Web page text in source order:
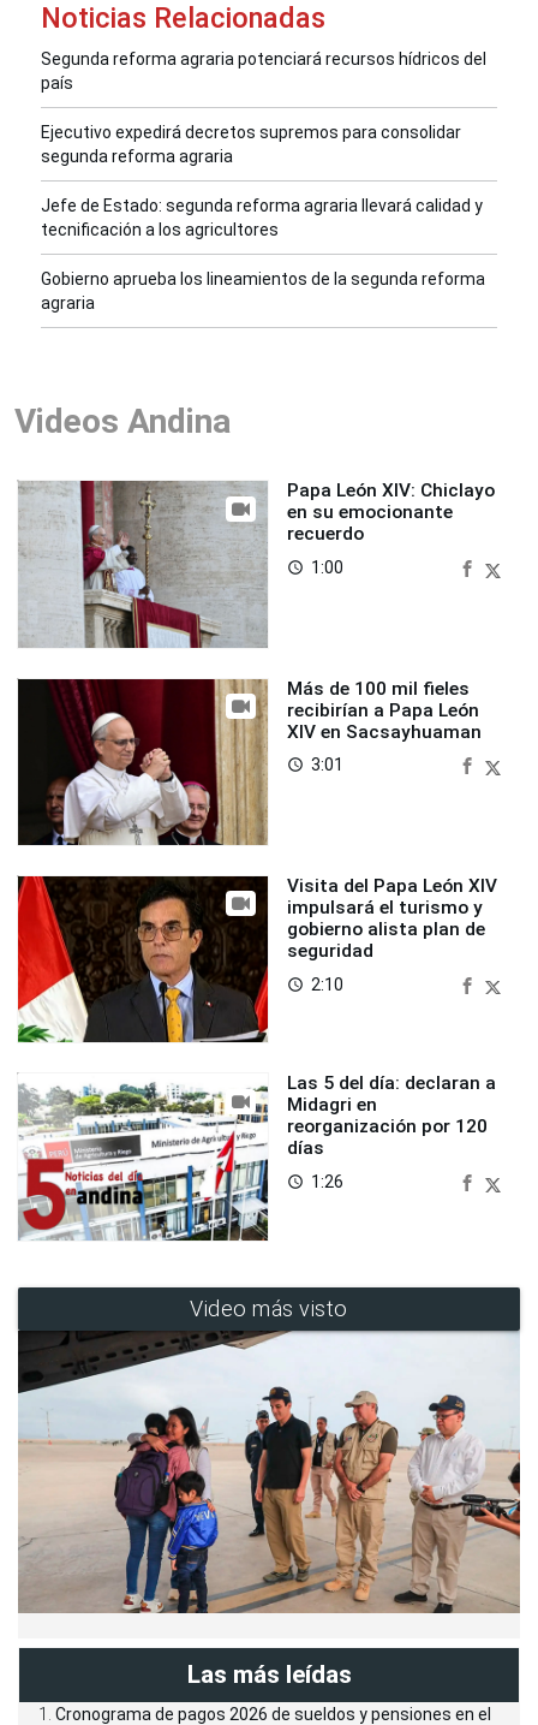
Noticias Relacionadas
Segunda reforma agraria potenciará recursos hídricos del
país
Ejecutivo expedirá decretos supremos para consolidar
segunda reforma agraria
Jefe de Estado: segunda reforma agraria llevará calidad y
tecnificación a los agricultores
Gobierno aprueba los lineamientos de la segunda reforma
agraria
Videos Andina
Papa León XIV: Chiclayo
en su emocionante
recuerdo
access_time 1:00
Más de 100 mil fieles
recibirían a Papa León
XIV en Sacsayhuaman
access_time 3:01
Visita del Papa León XIV
impulsará el turismo y
gobierno alista plan de
seguridad
access_time 2:10
Las 5 del día: declaran a
Midagri en
reorganización por 120
días
access_time 1:26
Video más visto
Las más leídas
Cronograma de pagos 2026 de sueldos y pensiones en el